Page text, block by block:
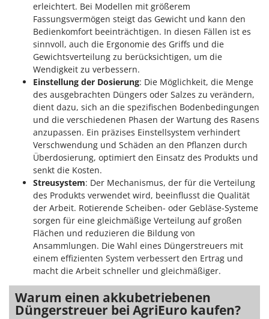
erleichtert. Bei Modellen mit größerem
Fassungsvermögen steigt das Gewicht und kann den
Bedienkomfort beeinträchtigen. In diesen Fällen ist es
sinnvoll, auch die Ergonomie des Griffs und die
Gewichtsverteilung zu berücksichtigen, um die
Wendigkeit zu verbessern.
Einstellung der Dosierung: Die Möglichkeit, die Menge
des ausgebrachten Düngers oder Salzes zu verändern,
dient dazu, sich an die spezifischen Bodenbedingungen
und die verschiedenen Phasen der Wartung des Rasens
anzupassen. Ein präzises Einstellsystem verhindert
Verschwendung und Schäden an den Pflanzen durch
Überdosierung, optimiert den Einsatz des Produkts und
senkt die Kosten.
Streusystem: Der Mechanismus, der für die Verteilung
des Produkts verwendet wird, beeinflusst die Qualität
der Arbeit. Rotierende Scheiben- oder Gebläse-Systeme
sorgen für eine gleichmäßige Verteilung auf großen
Flächen und reduzieren die Bildung von
Ansammlungen. Die Wahl eines Düngerstreuers mit
einem effizienten System verbessert den Ertrag und
macht die Arbeit schneller und gleichmäßiger.
Warum einen akkubetriebenen
Düngerstreuer bei AgriEuro kaufen?